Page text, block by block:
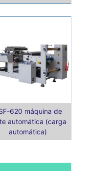
620 máquina de
automática (carga
automática)